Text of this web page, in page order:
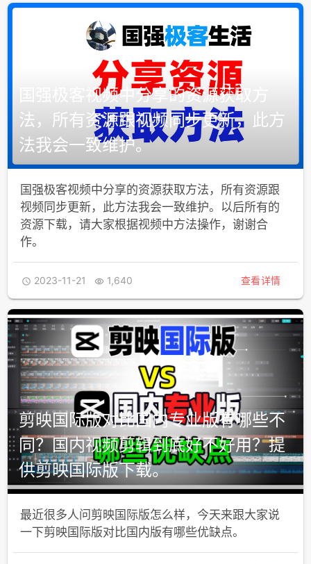
国强极客视频中分享的资源获取方
法，所有资源跟视频同步更新，此方
法我会一致维护。
国强极客视频中分享的资源获取方法，所有资源跟
视频同步更新，此方法我会一致维护。以后所有的
资源下载，请大家根据视频中方法操作，谢谢合
作。
 2023-11-21  1,640 查看详情
剪映国际版对比国内专业版有哪些不
同？国内视频剪辑到底好不好用？提
供剪映国际版下载。
最近很多人问剪映国际版怎么样，今天来跟大家说
一下剪映国际版对比国内版有哪些优缺点。